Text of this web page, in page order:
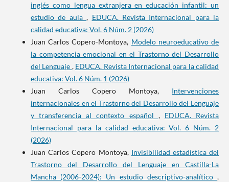
inglés como lengua extranjera en educación infantil: un
estudio de aula, EDUCA. Revista Internacional para la
calidad educativa: Vol. 6 Núm. 2 (2026)
Juan Carlos Copero-Montoya, Modelo neuroeducativo de
la competencia emocional en el Trastorno del Desarrollo
del Lenguaje , EDUCA. Revista Internacional para la calidad
educativa: Vol. 6 Núm. 1 (2026)
Juan Carlos Copero Montoya, Intervenciones
internacionales en el Trastorno del Desarrollo del Lenguaje
y transferencia al contexto español , EDUCA. Revista
Internacional para la calidad educativa: Vol. 6 Núm. 2
(2026)
Juan Carlos Copero Montoya, Invisibilidad estadística del
Trastorno del Desarrollo del Lenguaje en Castilla-La
Mancha (2006-2024): Un estudio descriptivo-analítico,